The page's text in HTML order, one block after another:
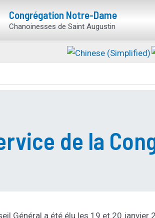
Congrégation Notre-Dame
Chanoinesses de Saint Augustin
de la
Général a été élu les 19 et 20 janvier